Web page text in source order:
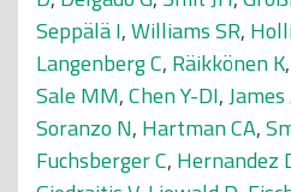
Seppälä I,Williams SR,
Langenberg C, Räikkönen K,
Sale MM,Chen Y-DI,
Soranzo N, Hartman CA,
Fuchsberger C, Hernandez